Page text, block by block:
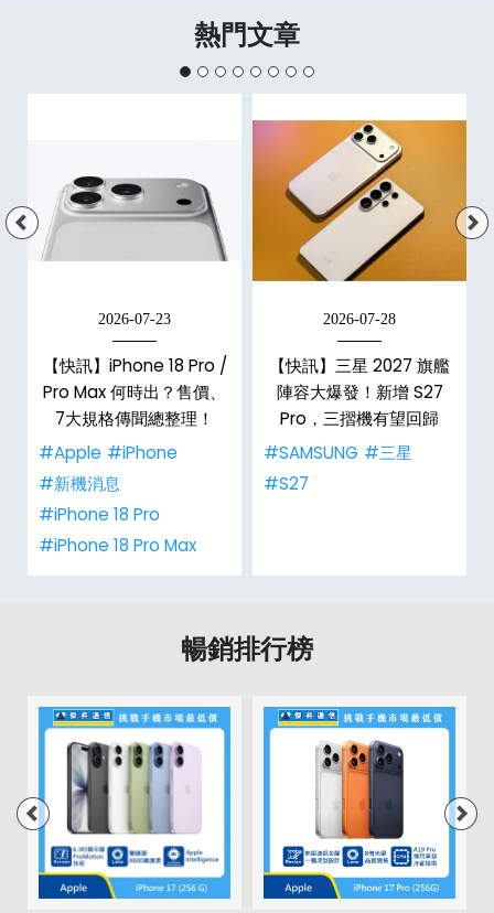
熱門文章
2026-07-23
【快訊】iPhone 18 Pro /
Pro Max 何時出？售價、
7大規格傳聞總整理！
#Apple #iPhone
#新機消息
#iPhone 18 Pro
#iPhone 18 Pro Max
2026-07-28
【快訊】三星 2027 旗艦
陣容大爆發！新增 S27
Pro，三摺機有望回歸
#SAMSUNG #三星
#S27
暢銷排行榜